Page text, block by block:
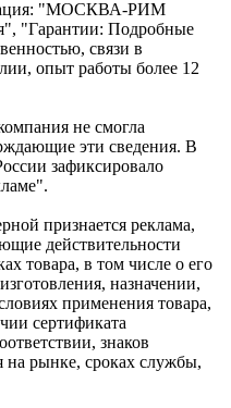
"МОСКВА-РИМ
"Гарантии: Подробные
связи в
опыт работы более 12
не смогла
эти сведения. В
зафиксировало
признается реклама,
действительности
товара, в том числе о его
назначении,
применения товара,
сертификата
знаков
на рынке, сроках службы,